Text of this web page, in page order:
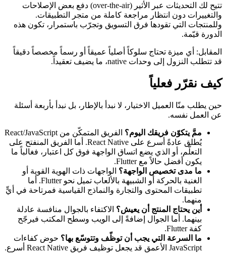
تتيح لك التحديثات عبر الأثير (over-the-air) دفع بعض الإصلاحات
والتغييرات دون انتظار مراجعة كاملة من متجر التطبيقات.
وللمنتجات التي تقودها فرق التسويق وتجرّب باستمرار، تكون هذه
الدورة قيّمة.
المقابل: أي ميزة تحتاج سلوكاً أصلياً عميقاً أو رسماً مخصصاً دقيقاً
قد تتطلب النزول إلى وحدات native، ما يضيف تعقيداً.
كيف نقرّر فعلياً
حين يطلب منّا العميل الاختيار، لا نبدأ بالإطار، بل نبدأ بأربعة أسئلة
عن العمل نفسه.
ممَّ يتكوّن فريقك اليوم؟
الفريق المتمكّن من React/JavaScript
يُطلق عادةً أسرع على React Native. أما الفريق المنفتح على
التعلّم، أو الذي يضع اتساق الواجهة فوق كل اعتبار، فغالباً ما
يكون أفضل حالاً مع Flutter.
ما مدى تخصيص الواجهة؟ الواجهات ذات الهوية القوية أو
الغنية بالحركة أو الشبيهة بالألعاب تميل نحو Flutter. أما
تطبيقات المحتوى والتجارة والنماذج القياسية فمرتاحة في أيٍّ
منهما.
أين يحتاج المنتج أن يعيش؟ الاكتفاء بالجوال منافسة عادلة
بينهما. أما الجوال إضافةً إلى الويب وسطح المكتب فيرجّح
كفة Flutter.
ما السرعة التي يجب أن توظّف وتتوسّع بها؟ حوض كفاءات
JavaScript الأعمق قد يجعل توظيف فريق React Native أسرع.